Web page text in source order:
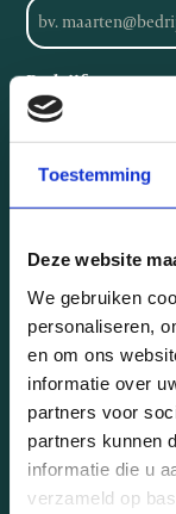
Toestemming
Deze website
We gebruiken
personaliseren,
en om ons
informatie over
partners voor
partners kunnen
informatie die u
verzameld op
Bedrijf
Bericht
Ik geef
en bewaren zoals